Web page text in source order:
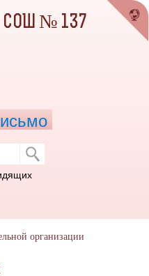
для
пребывания в школе является
СОШ № 137
организации